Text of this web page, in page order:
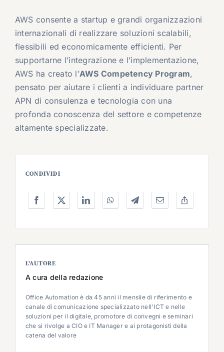
AWS consente a startup e grandi organizzazioni
internazionali di realizzare soluzioni scalabili,
flessibili ed economicamente efficienti. Per
supportarne l’integrazione e l’implementazione,
AWS ha creato l’AWS Competency Program,
pensato per aiutare i clienti a individuare partner
APN di consulenza e tecnologia con una
profonda conoscenza del settore e competenze
altamente specializzate.
CONDIVIDI
L’AUTORE
A cura della redazione
Office Automation è da 45 anni il mensile di riferimento e
canale di comunicazione specializzato nell'ICT e nelle
soluzioni per il digitale, promotore di convegni e seminari
che si rivolge a CIO e IT Manager e ai protagonisti della
catena del valore